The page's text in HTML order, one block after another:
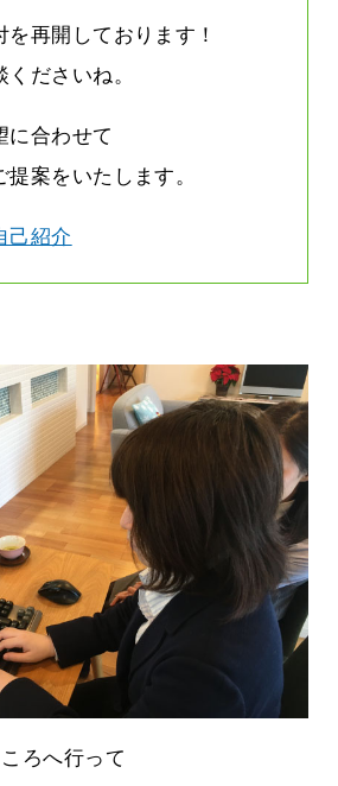
再開しております！
ださいね。
に合わせて
案をいたします。
己紹介
ろへ行って